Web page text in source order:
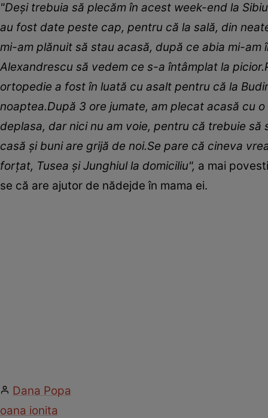
"Deși trebuia să plecăm în acest week-end la
au fost date peste cap, pentru că la sală, din
mi-am plănuit să stau acasă, după ce abia mi-
Alexandrescu să vedem ce s-a întâmplat la
ortopedie a fost în luată cu asalt pentru că la
noaptea.După 3 ore jumate, am plecat acasă cu
deplasa, dar nici nu am voie, pentru că trebuie
casă și buni are grijă de noi.Se pare că cineva
forțat, Tusea și Junghiul la domiciliu", a mai
se că are ajutor de nădejde în mama ei.
Dana Popa
oana ionita